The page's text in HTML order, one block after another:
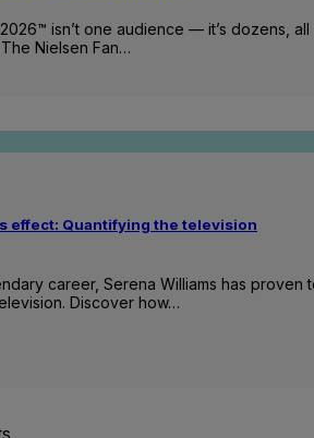
isn’t one audience — it’s dozens, all
Nielsen Fan…
effect: Quantifying the television
career, Serena Williams has proven
Discover how…